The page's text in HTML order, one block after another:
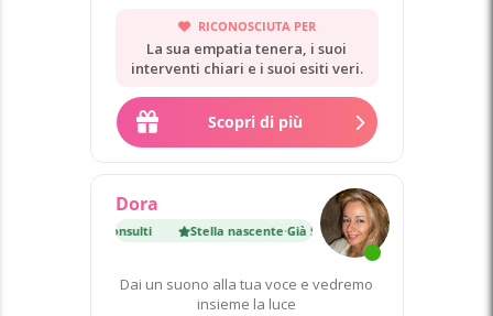
RICONOSCIUTA PER
La sua empatia tenera, i suoi
interventi chiari e i suoi esiti veri.
Scopri di più
Dora
Già 5 700 consulti Stella nascente·Già 5 700 consulti
Dai un suono alla tua voce e vedremo
insieme la luce